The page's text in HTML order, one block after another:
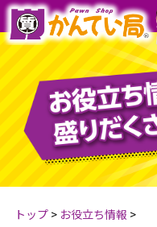
トップ> お役立ち情報 >